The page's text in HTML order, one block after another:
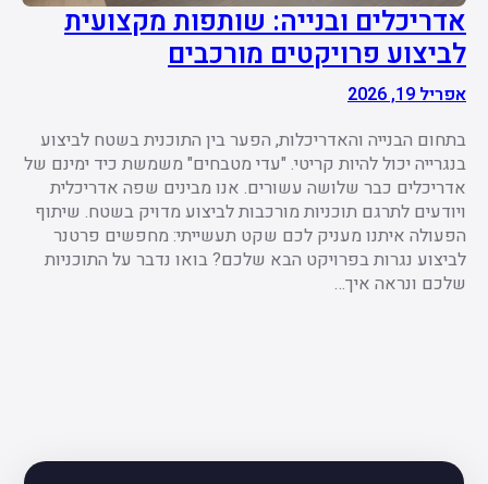
אדריכלים ובנייה: שותפות מקצועית
לביצוע פרויקטים מורכבים
אפריל 19, 2026
בתחום הבנייה והאדריכלות, הפער בין התוכנית בשטח לביצוע
בנגרייה יכול להיות קריטי. "עדי מטבחים" משמשת כיד ימינם של
אדריכלים כבר שלושה עשורים. אנו מבינים שפה אדריכלית
ויודעים לתרגם תוכניות מורכבות לביצוע מדויק בשטח. שיתוף
הפעולה איתנו מעניק לכם שקט תעשייתי: מחפשים פרטנר
לביצוע נגרות בפרויקט הבא שלכם? בואו נדבר על התוכניות
שלכם ונראה איך…